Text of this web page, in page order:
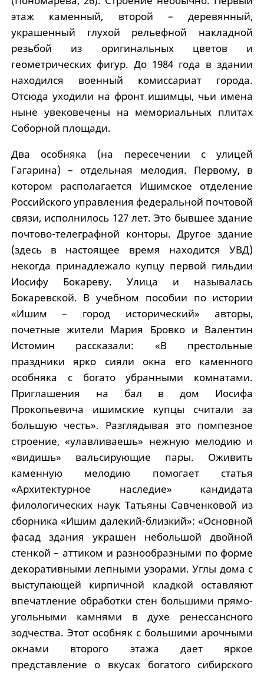
этаж каменный, второй – деревянный,
украшенный глухой рельефной накладной
резьбой из оригинальных цветов и
геометрических фигур. До 1984 года в здании
находился военный комиссариат города.
Отсюда уходили на фронт ишимцы, чьи имена
ныне увековечены на мемориальных плитах
Соборной площади.
Два особняка (на пересечении с улицей
Гагарина) – отдельная мелодия. Первому, в
котором располагается Ишимское отделение
Российского управления федеральной почтовой
связи, исполнилось 127 лет. Это бывшее здание
почтово-телеграфной конторы. Другое здание
(здесь в настоящее время находится УВД)
некогда принадлежало купцу первой гильдии
Иосифу Бокареву. Улица и называлась
Бокаревской. В учебном пособии по истории
«Ишим – город исторический» авторы,
почетные жители Мария Бровко и Валентин
Истомин рассказали: «В престольные
праздники ярко сияли окна его каменного
особняка с богато убранными комнатами.
Приглашения на бал в дом Иосифа
Прокопьевича ишимские купцы считали за
большую честь». Разглядывая это помпезное
строение, «улавливаешь» нежную мелодию и
«видишь» вальсирующие пары. Оживить
каменную мелодию помогает статья
«Архитектурное наследие» кандидата
филологических наук Татьяны Савченковой из
сборника «Ишим далекий-близкий»: «Основной
фасад здания украшен небольшой двойной
стенкой – аттиком и разнообразными по форме
декоративными лепными узорами. Углы дома с
выступающей кирпичной кладкой оставляют
впечатление обработки стен большими прямо-
угольными камнями в духе ренессансного
зодчества. Этот особняк с большими арочными
окнами второго этажа дает яркое
представление о вкусах богатого сибирского